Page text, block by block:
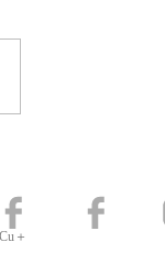
Cu＋